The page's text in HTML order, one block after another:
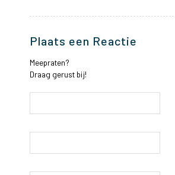
Plaats een Reactie
Meepraten?
Draag gerust bij!